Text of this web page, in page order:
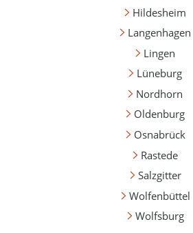
Hildesheim
Langenhagen
Lingen
Lüneburg
Nordhorn
Oldenburg
Osnabrück
Rastede
Salzgitter
Wolfenbüttel
Wolfsburg